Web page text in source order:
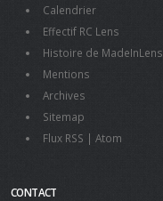
Calendrier
Effectif RC Lens
Histoire de MadeInLens
Mentions
Archives
Sitemap
Flux RSS | Atom
CONTACT